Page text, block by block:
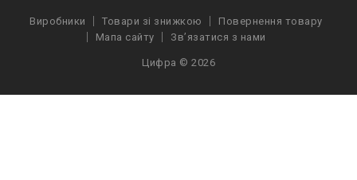
Виробники Товари зі знижкою
Повернення товару
Мапа сайту
Зв’язатися з нами
Цифра © 2026